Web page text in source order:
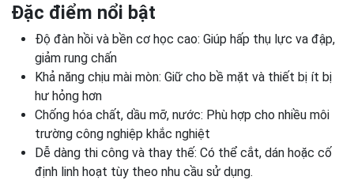
Đặc điểm nổi bật
Độ đàn hồi và bền cơ học cao: Giúp hấp thụ lực va đập,
giảm rung chấn
Khả năng chịu mài mòn: Giữ cho bề mặt và thiết bị ít bị
hư hỏng hơn
Chống hóa chất, dầu mỡ, nước: Phù hợp cho nhiều môi
trường công nghiệp khắc nghiệt
Dễ dàng thi công và thay thế: Có thể cắt, dán hoặc cố
định linh hoạt tùy theo nhu cầu sử dụng.